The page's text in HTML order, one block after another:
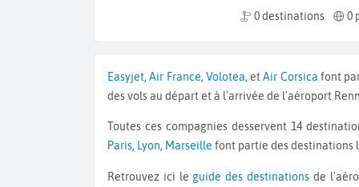
0 destinations 0
Easyjet,Air France, Volotea, etAir Corsica font
des vols au départ et à l'arrivée de l'aéroport
Toutes ces compagnies desservent 14
Paris, Lyon, Marseille font partie des destinations
Retrouvez ici le guide des destinations de